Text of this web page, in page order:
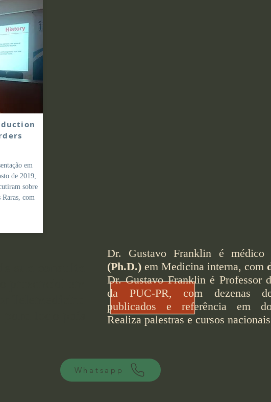
em
de 2019,
sobre
Raras, com
Dr. Gustavo Franklin é médico
(Ph.D.) em Medicina interna, com
Dr. Gustavo Franklin é Professor
da PUC-PR, com dezenas
publicados e referência em
Realiza palestras e cursos
Whatsapp